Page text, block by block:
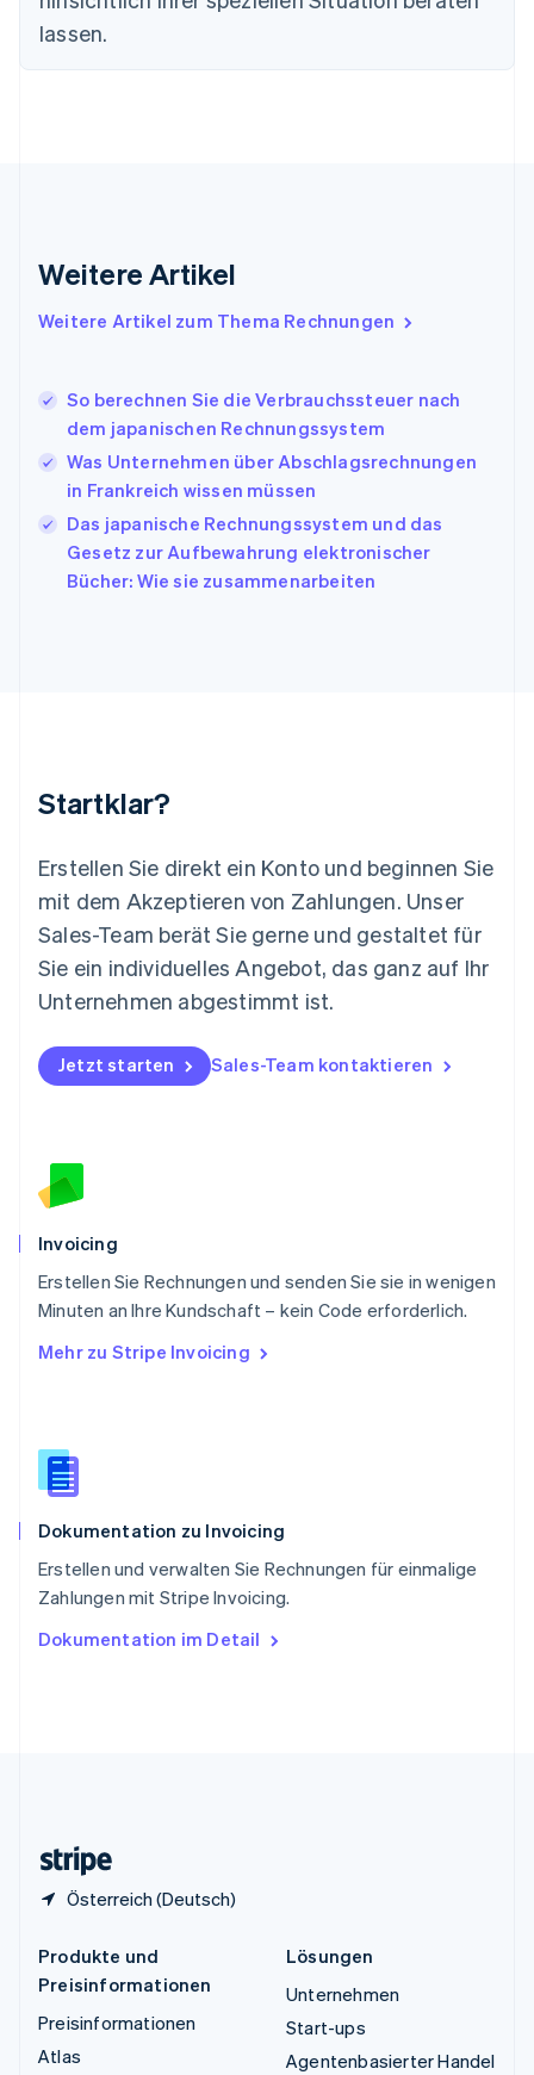
lassen.
Weitere Artikel
Weitere Artikel zum Thema Rechnungen
So berechnen Sie die Verbrauchssteuer nach
dem japanischen Rechnungssystem
Was Unternehmen über Abschlagsrechnungen
in Frankreich wissen müssen
Das japanische Rechnungssystem und das
Gesetz zur Aufbewahrung elektronischer
Bücher: Wie sie zusammenarbeiten
Startklar?
Erstellen Sie direkt ein Konto und beginnen Sie
mit dem Akzeptieren von Zahlungen. Unser
Sales-Team berät Sie gerne und gestaltet für
Sie ein individuelles Angebot, das ganz auf Ihr
Unternehmen abgestimmt ist.
Jetzt starten Sales-Team kontaktieren
Invoicing
Erstellen Sie Rechnungen und senden Sie sie in wenigen
Minuten an Ihre Kundschaft – kein Code erforderlich.
Mehr zu Stripe Invoicing
Dokumentation zu Invoicing
Erstellen und verwalten Sie Rechnungen für einmalige
Zahlungen mit Stripe Invoicing.
Dokumentation im Detail
Österreich (Deutsch)
Frankreich
FrançaisEnglish
English
Italien
Italiano English
English Français
Kroatien
EnglishItaliano
Lettland
Liechtenstein
Deutsch English
Litauen
Español English
Niederlande
NederlandsEnglish
English
Österreich
Deutsch
Polen
Portugal
PortuguêsEnglish
Schweden
Schweiz
Singapur
English简体中文
Slowakei
Slowenien
English
Spanien
Thailand
Tschechische Republik
English
English
Produkte und
Preisinformationen
Preisinformationen
Atlas
Lösungen
Unternehmen
Start-ups
Agentenbasierter Handel